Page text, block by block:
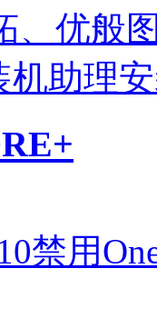
、优般
机助理
禁用